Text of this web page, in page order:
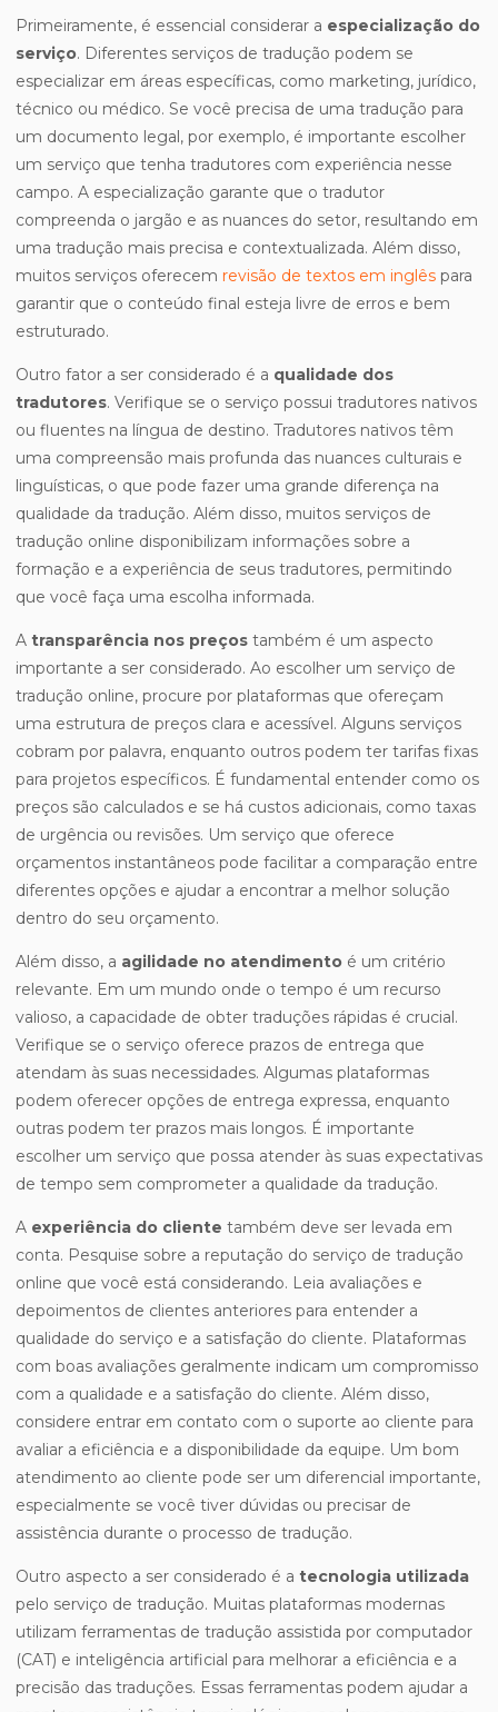
Primeiramente, é essencial considerar a especialização do
serviço. Diferentes serviços de tradução podem se
especializar em áreas específicas, como marketing, jurídico,
técnico ou médico. Se você precisa de uma tradução para
um documento legal, por exemplo, é importante escolher
um serviço que tenha tradutores com experiência nesse
campo. A especialização garante que o tradutor
compreenda o jargão e as nuances do setor, resultando em
uma tradução mais precisa e contextualizada. Além disso,
muitos serviços oferecem revisão de textos em inglês para
garantir que o conteúdo final esteja livre de erros e bem
estruturado.
Outro fator a ser considerado é a qualidade dos
tradutores. Verifique se o serviço possui tradutores nativos
ou fluentes na língua de destino. Tradutores nativos têm
uma compreensão mais profunda das nuances culturais e
linguísticas, o que pode fazer uma grande diferença na
qualidade da tradução. Além disso, muitos serviços de
tradução online disponibilizam informações sobre a
formação e a experiência de seus tradutores, permitindo
que você faça uma escolha informada.
A transparência nos preços também é um aspecto
importante a ser considerado. Ao escolher um serviço de
tradução online, procure por plataformas que ofereçam
uma estrutura de preços clara e acessível. Alguns serviços
cobram por palavra, enquanto outros podem ter tarifas fixas
para projetos específicos. É fundamental entender como os
preços são calculados e se há custos adicionais, como taxas
de urgência ou revisões. Um serviço que oferece
orçamentos instantâneos pode facilitar a comparação entre
diferentes opções e ajudar a encontrar a melhor solução
dentro do seu orçamento.
Além disso, a agilidade no atendimento é um critério
relevante. Em um mundo onde o tempo é um recurso
valioso, a capacidade de obter traduções rápidas é crucial.
Verifique se o serviço oferece prazos de entrega que
atendam às suas necessidades. Algumas plataformas
podem oferecer opções de entrega expressa, enquanto
outras podem ter prazos mais longos. É importante
escolher um serviço que possa atender às suas expectativas
de tempo sem comprometer a qualidade da tradução.
A experiência do cliente também deve ser levada em
conta. Pesquise sobre a reputação do serviço de tradução
online que você está considerando. Leia avaliações e
depoimentos de clientes anteriores para entender a
qualidade do serviço e a satisfação do cliente. Plataformas
com boas avaliações geralmente indicam um compromisso
com a qualidade e a satisfação do cliente. Além disso,
considere entrar em contato com o suporte ao cliente para
avaliar a eficiência e a disponibilidade da equipe. Um bom
atendimento ao cliente pode ser um diferencial importante,
especialmente se você tiver dúvidas ou precisar de
assistência durante o processo de tradução.
Outro aspecto a ser considerado é a tecnologia utilizada
pelo serviço de tradução. Muitas plataformas modernas
utilizam ferramentas de tradução assistida por computador
(CAT) e inteligência artificial para melhorar a eficiência e a
precisão das traduções. Essas ferramentas podem ajudar a